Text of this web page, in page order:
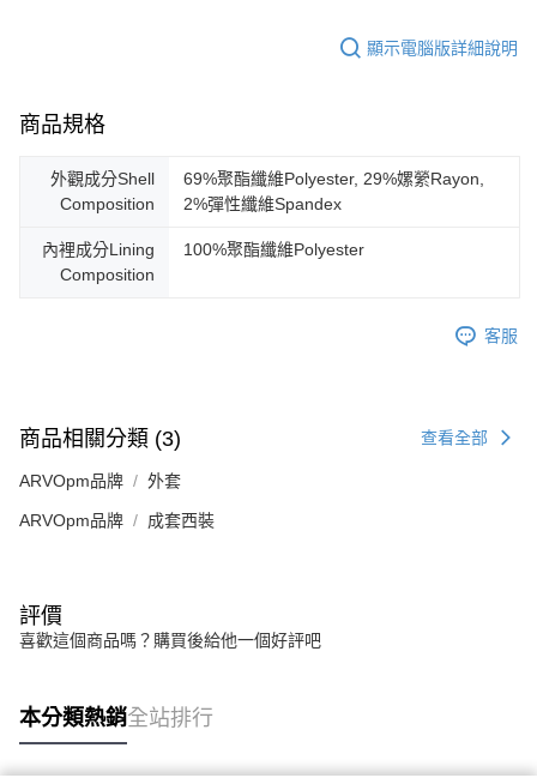
顯示電腦版詳細說明
商品規格
外觀成分Shell
Composition
69%聚酯纖維Polyester, 29%嫘縈Rayon,
2%彈性纖維Spandex
內裡成分Lining
Composition
100%聚酯纖維Polyester
客服
商品相關分類 (3) 查看全部
ARVOpm品牌 外套
ARVOpm品牌 成套西裝
評價
喜歡這個商品嗎？購買後給他一個好評吧
本分類熱銷全站排行